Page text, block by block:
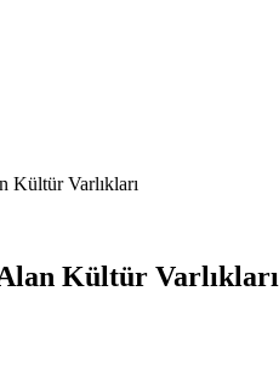
Kültür Varlıkları
Kültür Varlıkları